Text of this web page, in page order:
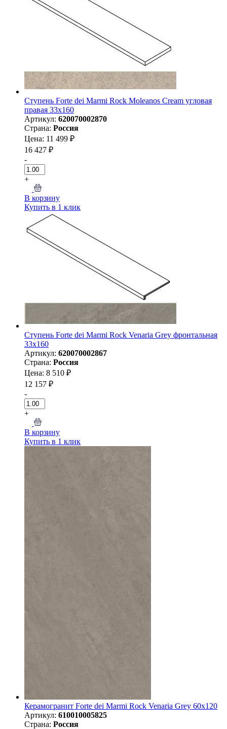
Ступень Forte dei Marmi Rock Moleanos Cream угловая
правая 33x160
Артикул: 620070002870
Страна: Россия
Цена: 11 499 ₽
16 427 ₽
-
+
В корзину
Купить в 1 клик
Ступень Forte dei Marmi Rock Venaria Grey фронтальная
33x160
Артикул: 620070002867
Страна: Россия
Цена: 8 510 ₽
12 157 ₽
-
+
В корзину
Купить в 1 клик
Керамогранит Forte dei Marmi Rock Venaria Grey 60x120
Артикул: 610010005825
Страна: Россия